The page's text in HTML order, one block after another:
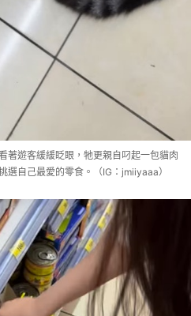
著遊客緩緩眨眼，牠更親自叼起一包貓肉
選自己最愛的零食。（IG：jmiiyaaa）